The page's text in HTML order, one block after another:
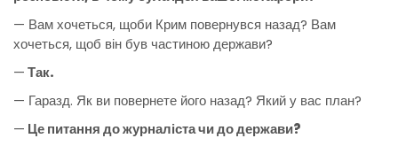
— Вам хочеться, щоби Крим повернувся назад? Вам
хочеться, щоб він був частиною держави?
—Так.
— Гаразд. Як ви повернете його назад? Який у вас план?
— Це питання до журналіста чи до держави?